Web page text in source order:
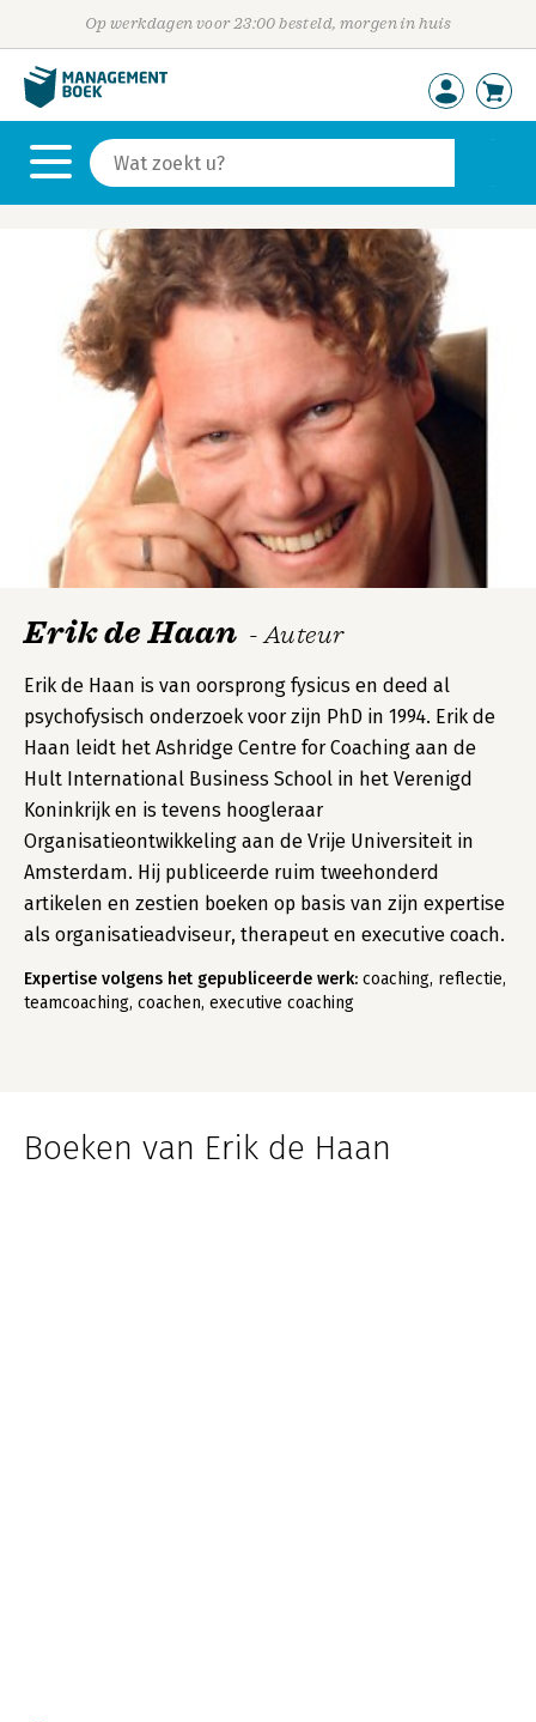
Op werkdagen voor 23:00 besteld, morgen in huis
Erik de Haan - Auteur
Erik de Haan is van oorsprong fysicus en deed al
psychofysisch onderzoek voor zijn PhD in 1994. Erik de
Haan leidt het Ashridge Centre for Coaching aan de
Hult International Business School in het Verenigd
Koninkrijk en is tevens hoogleraar
Organisatieontwikkeling aan de Vrije Universiteit in
Amsterdam. Hij publiceerde ruim tweehonderd
artikelen en zestien boeken op basis van zijn expertise
als organisatieadviseur, therapeut en executive coach.
Expertise volgens het gepubliceerde werk: coaching, reflectie,
teamcoaching, coachen, executive coaching
Boeken van Erik de Haan